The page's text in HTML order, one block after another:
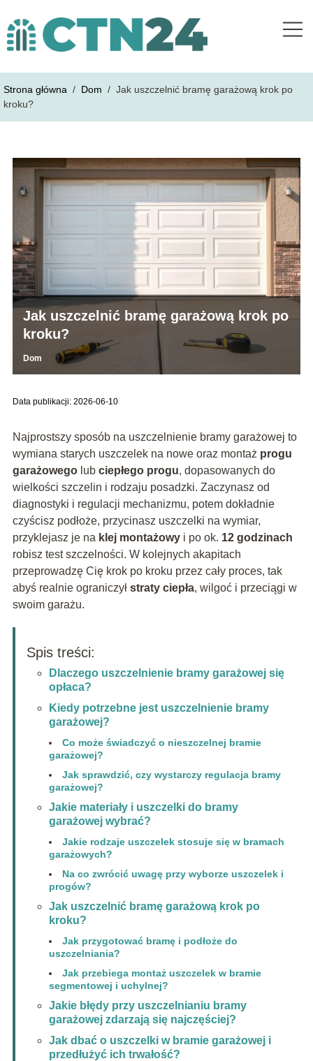
Strona główna / Dom / Jak uszczelnić bramę garażową krok po
kroku?
Jak uszczelnić bramę garażową krok po
kroku?
Dom
Data publikacji: 2026-06-10
Najprostszy sposób na uszczelnienie bramy garażowej to
wymiana starych uszczelek na nowe oraz montaż progu
garażowegolub ciepłego progu, dopasowanych do
wielkości szczelin i rodzaju posadzki. Zaczynasz od
diagnostyki i regulacji mechanizmu, potem dokładnie
czyścisz podłoże, przycinasz uszczelki na wymiar,
przyklejasz je na klej montażowyi po ok. 12 godzinach
robisz test szczelności. W kolejnych akapitach
przeprowadzę Cię krok po kroku przez cały proces, tak
abyś realnie ograniczył straty ciepła, wilgoć i przeciągi w
swoim garażu.
Spis treści:
Dlaczego uszczelnienie bramy garażowej się
opłaca?
Kiedy potrzebne jest uszczelnienie bramy
garażowej?
Co może świadczyć o nieszczelnej bramie
garażowej?
Jak sprawdzić, czy wystarczy regulacja bramy
garażowej?
Jakie materiały i uszczelki do bramy
garażowej wybrać?
Jakie rodzaje uszczelek stosuje się w bramach
garażowych?
Na co zwrócić uwagę przy wyborze uszczelek i
progów?
Jak uszczelnić bramę garażową krok po
kroku?
Jak przygotować bramę i podłoże do
uszczelniania?
Jak przebiega montaż uszczelek w bramie
segmentowej i uchylnej?
Jakie błędy przy uszczelnianiu bramy
garażowej zdarzają się najczęściej?
Jak dbać o uszczelki w bramie garażowej i
przedłużyć ich trwałość?